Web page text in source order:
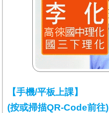
【手機/平板上課】
(按或掃描QR-Code前往)